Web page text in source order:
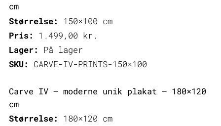
cm
Størrelse:
150×100 cm
Pris:
1.499,00 kr.
Lager:
På lager
SKU:
CARVE-IV-PRINTS-150×100
Carve IV – moderne unik plakat – 180×120
cm
Størrelse:
180×120 cm